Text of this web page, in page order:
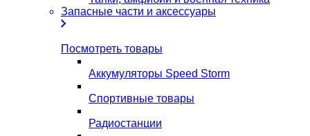
Запасные части и аксессуары
Посмотреть товары
Аккумуляторы Speed Storm
Спортивные товары
Радиостанции